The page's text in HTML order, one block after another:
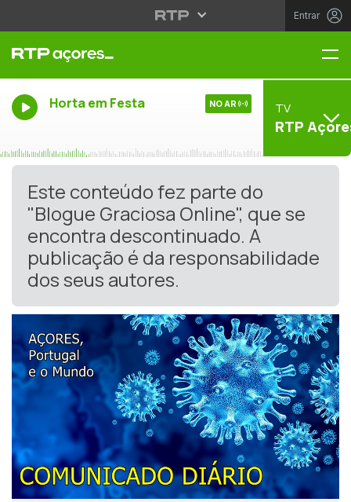
Entrar
Horta em Festa NO AR TV
RTP
Este conteúdo fez parte do
"Blogue Graciosa Online", que se
encontra descontinuado. A
publicação é da responsabilidade
dos seus autores.